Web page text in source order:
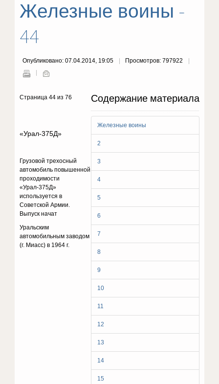
Железные воины -
44
Опубликовано: 07.04.2014, 19:05 Просмотров: 797922
Содержание материала
Железные воины
2
3
4
5
6
7
8
9
10
11
12
13
14
15
Страница 44 из 76
«Урал-375Д»
Грузовой трехосный
автомобиль повышенной
проходимости
«Урал-375Д»
используется в
Советской Армии.
Выпуск начат
Уральским
автомобильным заводом
(г. Миасс) в 1964 г.